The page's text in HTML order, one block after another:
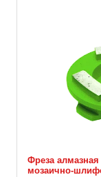
Фреза
мозаично-